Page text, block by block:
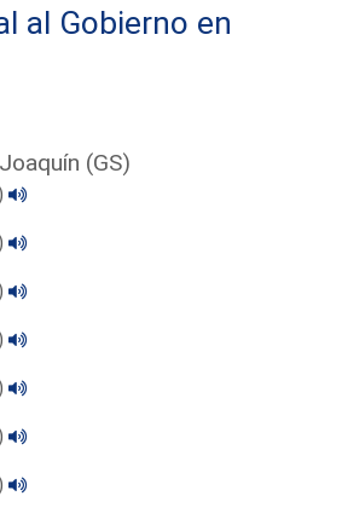
al Gobierno en
(GS)